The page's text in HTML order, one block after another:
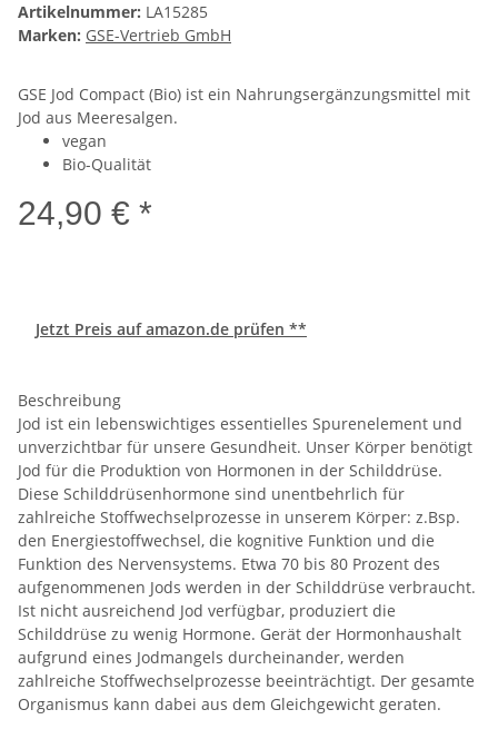
Artikelnummer: LA15285
Marken: GSE-Vertrieb GmbH
GSE Jod Compact (Bio) ist ein Nahrungsergänzungsmittel mit
Jod aus Meeresalgen.
vegan
Bio-Qualität
24,90 € *
Jetzt Preis auf amazon.de prüfen **
Beschreibung
Jod ist ein lebenswichtiges essentielles Spurenelement und
unverzichtbar für unsere Gesundheit. Unser Körper benötigt
Jod für die Produktion von Hormonen in der Schilddrüse.
Diese Schilddrüsenhormone sind unentbehrlich für
zahlreiche Stoffwechselprozesse in unserem Körper: z.Bsp.
den Energiestoffwechsel, die kognitive Funktion und die
Funktion des Nervensystems. Etwa 70 bis 80 Prozent des
aufgenommenen Jods werden in der Schilddrüse verbraucht.
Ist nicht ausreichend Jod verfügbar, produziert die
Schilddrüse zu wenig Hormone. Gerät der Hormonhaushalt
aufgrund eines Jodmangels durcheinander, werden
zahlreiche Stoffwechselprozesse beeinträchtigt. Der gesamte
Organismus kann dabei aus dem Gleichgewicht geraten.